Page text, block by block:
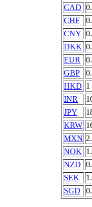
CAD
CHF
CNY
DKK
EUR
GBP
HKD 1
INR
JPY
KRW
MXN
NOK
NZD
SEK
SGD